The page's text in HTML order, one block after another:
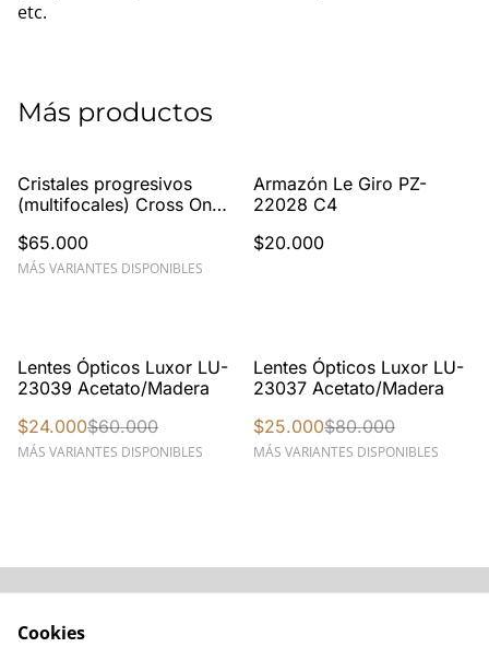
etc.
Más productos
Cristales progresivos
(multifocales) Cross One
(orgánicos)
$65.000
MÁS VARIANTES DISPONIBLES
Armazón Le Giro PZ-
22028 C4
$20.000
%
Lentes Ópticos Luxor LU-
23039 Acetato/Madera
$24.000$60.000
MÁS VARIANTES DISPONIBLES
%
Lentes Ópticos Luxor LU-
23037 Acetato/Madera
$25.000$80.000
MÁS VARIANTES DISPONIBLES
Cookies